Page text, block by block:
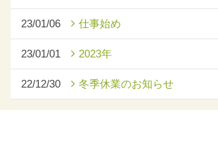
23/01/06 仕事始め
23/01/01 2023年
22/12/30 冬季休業のお知らせ